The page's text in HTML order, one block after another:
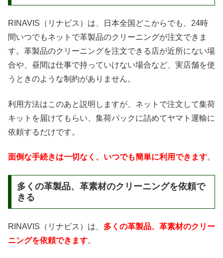
RINAVIS（リナビス）は、日本全国どこからでも、24時
間いつでもネットで革製品のクリーニングが注文できま
す。革製品のクリーニングを注文できる店が近所にない場
合や、昼間は仕事で持っていけない場合など、実店舗を使
うときのような制約がありません。
利用方法はこのあと説明しますが、ネットで注文して集荷
キットを届けてもらい、集荷パックに詰めてヤマト運輸に
依頼するだけです。
面倒な手続きは一切なく、いつでも簡単に利用できます。
多くの革製品、革素材のクリーニングを依頼で
きる
RINAVIS（リナビス）は、 多くの革製品、革素材のクリー
ニングを依頼できます。